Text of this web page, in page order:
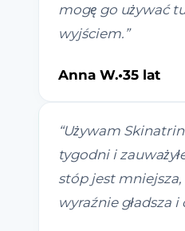
mogę go używać
wyjściem. ”
Anna W.•35 lat
“Używam
tygodni i
stóp jest mniejsza,
wyraźnie gładsza i